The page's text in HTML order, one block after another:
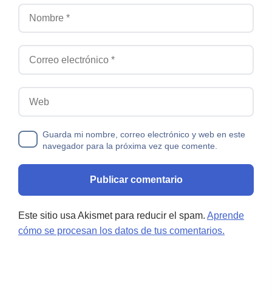
Nombre
Guarda mi nombre, correo electrónico y web en este
navegador para la próxima vez que comente.
Este sitio usa Akismet para reducir el spam. Aprende
cómo se procesan los datos de tus comentarios.